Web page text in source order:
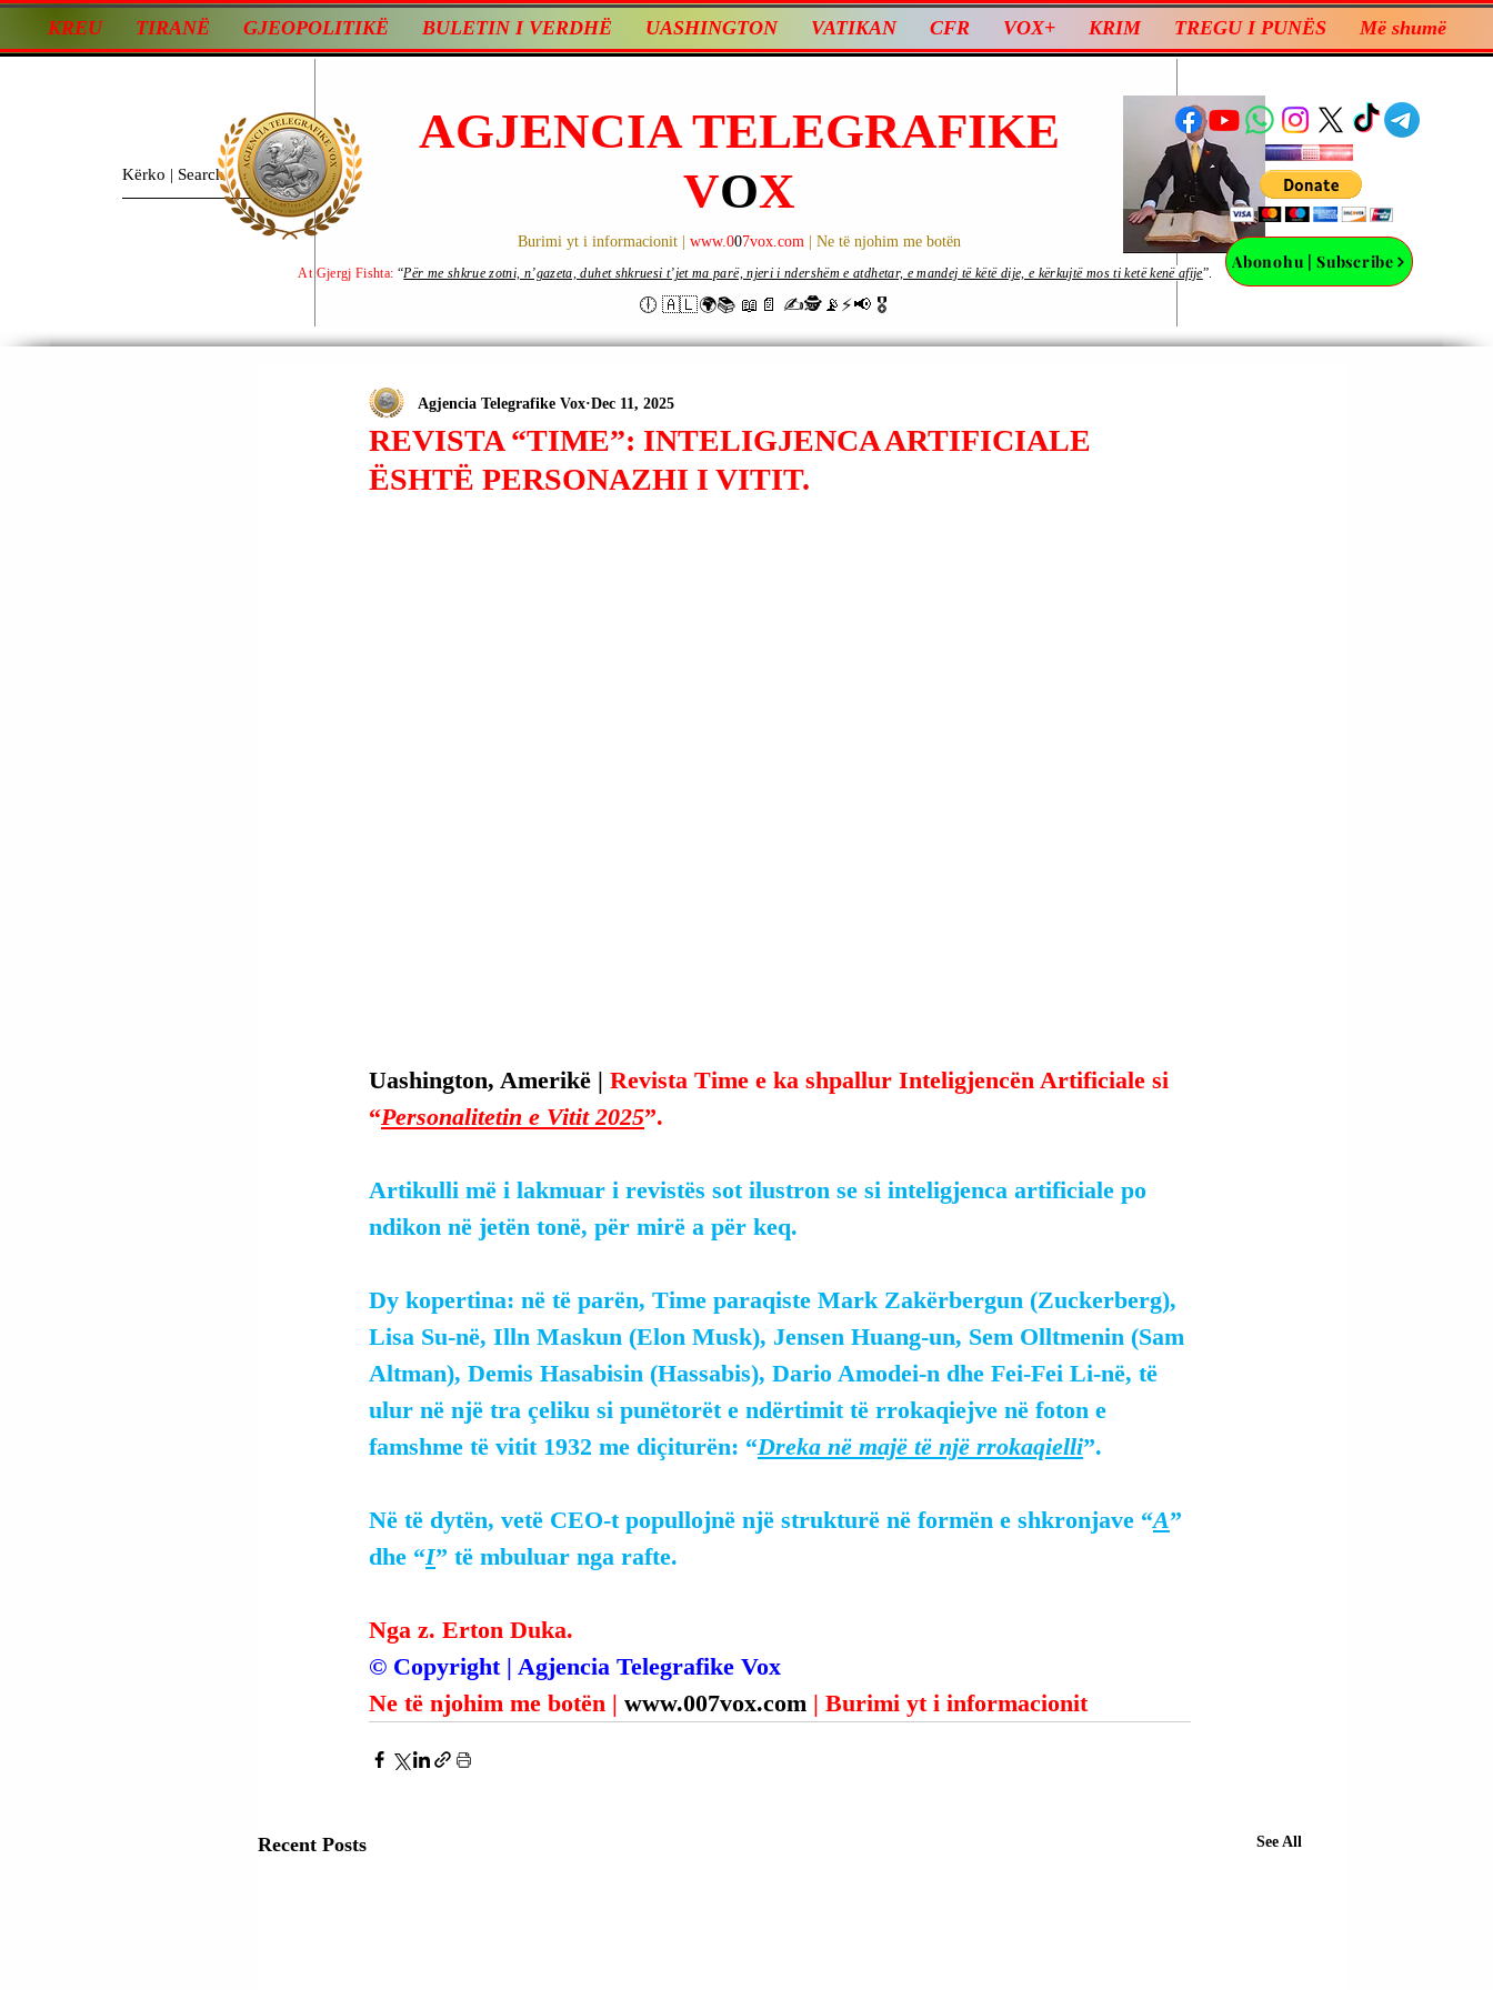
KREU TIRANË GJEOPOLITIKË BULETIN I VERDHË UASHINGTON VATIKAN CFR VOX+ KRIM TREGU I PUNËS Më shumë
AGJENCIA TELEGRAFIKE
VOX
Burimi yt i informacionit | www.007vox.com | Ne të njohim me botën
🕕 🇦🇱🌍📚 📖📄 ✍🕵️📡⚡️📢 🎖
Abonohu | Subscribe
At Gjergj Fishta: “Për me shkrue zotni, n’gazeta, duhet shkruesi t’jet ma parë, njeri i ndershëm e atdhetar, e mandej të këtë dije, e kërkujtë mos ti ketë kenë afije”.
REVISTA “TIME”: INTELIGJENCA ARTIFICIALE
ËSHTË PERSONAZHI I VITIT.
Agjencia Telegrafike Vox Dec 11, 2025
Uashington, Amerikë | Revista Time e ka shpallur Inteligjencën Artificiale si
“Personalitetin e Vitit 2025”.
Artikulli më i lakmuar i revistës sot ilustron se si inteligjenca artificiale po
ndikon në jetën tonë, për mirë a për keq.
Dy kopertina: në të parën, Time paraqiste Mark Zakërbergun (Zuckerberg),
Lisa Su-në, Illn Maskun (Elon Musk), Jensen Huang-un, Sem Olltmenin (Sam
Altman), Demis Hasabisin (Hassabis), Dario Amodei-n dhe Fei-Fei Li-në, të
ulur në një tra çeliku si punëtorët e ndërtimit të rrokaqiejve në foton e
famshme të vitit 1932 me diçiturën: “Dreka në majë të një rrokaqielli”.
Në të dytën, vetë CEO-t popullojnë një strukturë në formën e shkronjave “A”
dhe “I” të mbuluar nga rafte.
Nga z. Erton Duka.
© Copyright | Agjencia Telegrafike Vox
Ne të njohim me botën | www.007vox.com | Burimi yt i informacionit
Recent Posts See All